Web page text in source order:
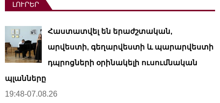
ԼՈՒՐԵՐ
Հաստատվել են երաժշտական,
արվեստի, գեղարվեստի և պարարվեստի
դպրոցների օրինակելի ուսումնական
պլանները
19:48-07.08.26